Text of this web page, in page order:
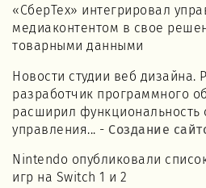
«СберТех» интегрировал
медиаконтентом в свое
товарными данными
Новости студии веб дизайна.
разработчик программного
расширил функциональность
управления... - Создание
Nintendo опубликовали
игр на Switch 1 и 2